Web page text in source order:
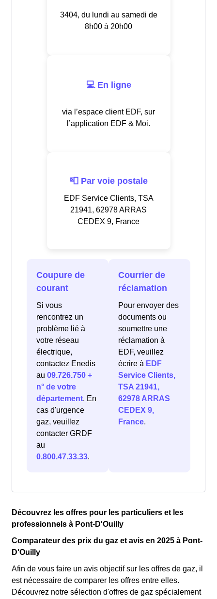
3404, du lundi au samedi de
8h00 à 20h00
💻 En ligne
via l’espace client EDF, sur
l’application EDF & Moi.
📮 Par voie postale
EDF Service Clients, TSA
21941, 62978 ARRAS
CEDEX 9, France
Coupure de
courant
Si vous
rencontrez un
problème lié à
votre réseau
électrique,
contactez Enedis
au 09.726.750 +
n° de votre
département. En
cas d'urgence
gaz, veuillez
contacter GRDF
au
0.800.47.33.33.
Courrier de
réclamation
Pour envoyer des
documents ou
soumettre une
réclamation à
EDF, veuillez
écrire à EDF
Service Clients,
TSA 21941,
62978 ARRAS
CEDEX 9,
France.
Découvrez les offres pour les particuliers et les
professionnels à Pont-D'Ouilly
Comparateur des prix du gaz et avis en 2025 à Pont-
D'Ouilly
Afin de vous faire un avis objectif sur les offres de gaz, il
est nécessaire de comparer les offres entre elles.
Découvrez notre sélection d'offres de gaz spécialement